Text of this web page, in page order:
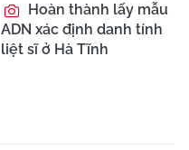
Hoàn thành lấy mẫu
ADN xác định danh tính
liệt sĩ ở Hà Tĩnh